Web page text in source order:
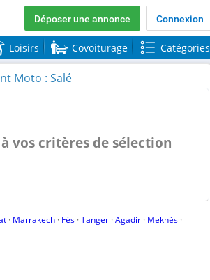
Déposer une annonce Connexion
Loisirs Covoiturage Catégories
Moto : Salé
vos critères de sélection
· Marrakech · Fès ·Tanger ·Agadir · Meknès ·